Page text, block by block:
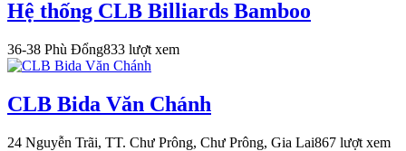
Hệ thống CLB Billiards Bamboo
36-38 Phù Đổng833 lượt xem
CLB Bida Văn Chánh
24 Nguyễn Trãi, TT. Chư Prông, Chư Prông, Gia Lai867 lượt xem